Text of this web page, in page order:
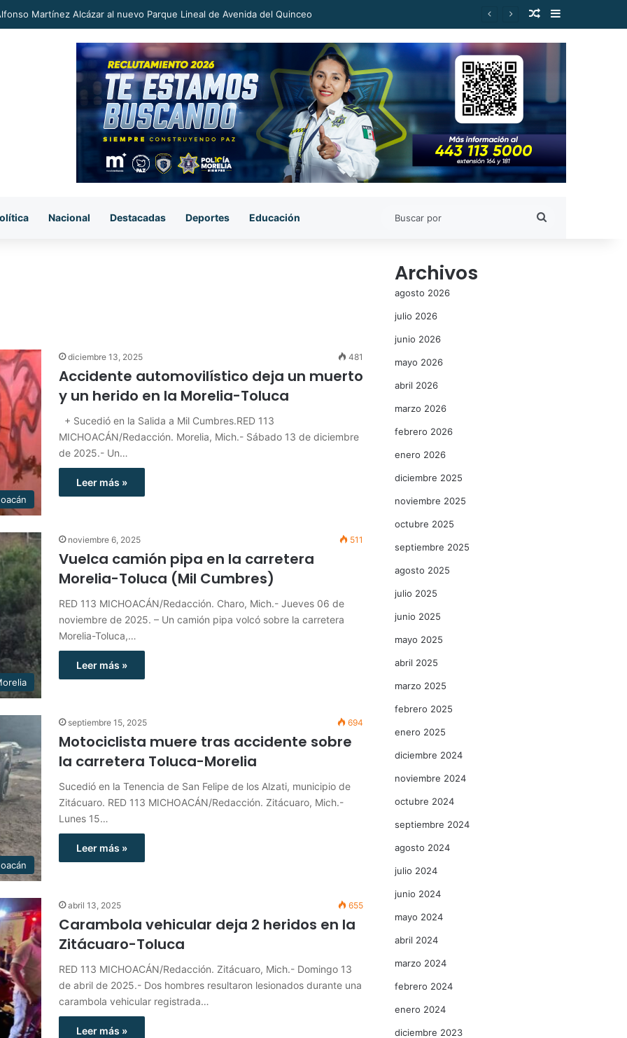
a proceso al «R1» por homicidio del ex alcalde Carlos Manzo Publicación al
Barra lateral
Nacional Destacadas Deportes Educación
diciembre 13, 2025 481
Accidente automovilístico deja un muerto
y un herido en la Morelia-Toluca
+ Sucedió en la Salida a Mil Cumbres.RED 113
MICHOACÁN/Redacción. Morelia, Mich.- Sábado 13 de diciembre
de 2025.- Un…
Leer más »
noviembre 6, 2025 511
Vuelca camión pipa en la carretera
Morelia-Toluca (Mil Cumbres)
RED 113 MICHOACÁN/Redacción. Charo, Mich.- Jueves 06 de
noviembre de 2025. – Un camión pipa volcó sobre la carretera
Morelia-Toluca,…
Leer más »
septiembre 15, 2025 694
Motociclista muere tras accidente sobre
la carretera Toluca-Morelia
Sucedió en la Tenencia de San Felipe de los Alzati, municipio de
Zitácuaro. RED 113 MICHOACÁN/Redacción. Zitácuaro, Mich.-
Lunes 15…
Leer más »
abril 13, 2025 655
Carambola vehicular deja 2 heridos en la
Zitácuaro-Toluca
RED 113 MICHOACÁN/Redacción. Zitácuaro, Mich.- Domingo 13
de abril de 2025.- Dos hombres resultaron lesionados durante una
carambola vehicular registrada…
Leer más »
Archivos
agosto 2026
julio 2026
junio 2026
mayo 2026
abril 2026
marzo 2026
febrero 2026
enero 2026
diciembre 2025
noviembre 2025
octubre 2025
septiembre 2025
agosto 2025
julio 2025
junio 2025
mayo 2025
abril 2025
marzo 2025
febrero 2025
enero 2025
diciembre 2024
noviembre 2024
octubre 2024
septiembre 2024
agosto 2024
julio 2024
junio 2024
mayo 2024
abril 2024
marzo 2024
febrero 2024
enero 2024
diciembre 2023